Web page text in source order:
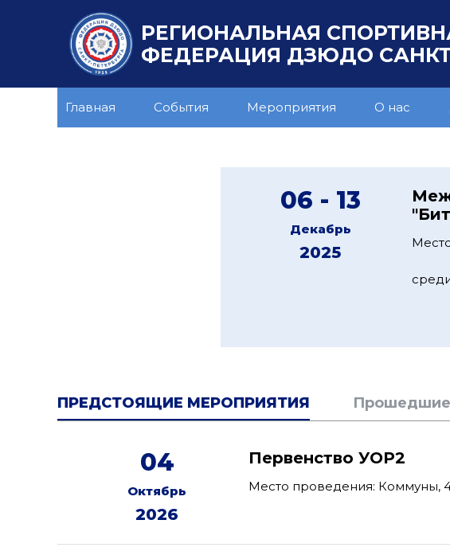
РЕГИОНАЛЬНАЯ
ФЕДЕРАЦИЯ ДЗЮДО
Главная События Мероприятия О нас
06 - 13
Декабрь
2025
ПРЕДСТОЯЩИЕ МЕРОПРИЯТИЯ Прошедшие
04
Октябрь
2026
Первенство УОР2
Место проведения: Коммуны,